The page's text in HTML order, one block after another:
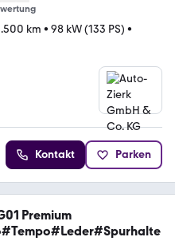
km • 98 kW (133 PS) •
Kontakt Parken
Premium